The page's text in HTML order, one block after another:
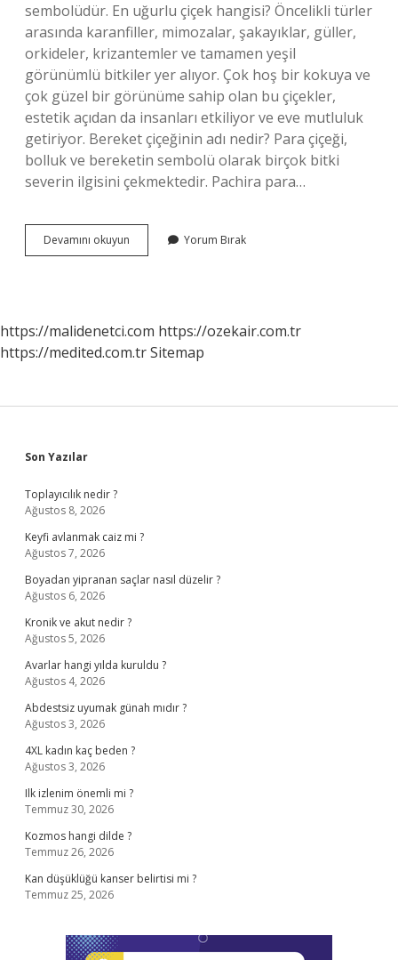
sembolüdür. En uğurlu çiçek hangisi? Öncelikli türler
arasında karanfiller, mimozalar, şakayıklar, güller,
orkideler, krizantemler ve tamamen yeşil
görünümlü bitkiler yer alıyor. Çok hoş bir kokuya ve
çok güzel bir görünüme sahip olan bu çiçekler,
estetik açıdan da insanları etkiliyor ve eve mutluluk
getiriyor. Bereket çiçeğinin adı nedir? Para çiçeği,
bolluk ve bereketin sembolü olarak birçok bitki
severin ilgisini çekmektedir. Pachira para…
Devamını okuyun
Çiçeği
Yorum Bırak
https://malidenetci.com https://ozekair.com.tr
https://medited.com.trSitemap
Sidebar
Son Yazılar
Toplayıcılık nedir ?
Ağustos 8, 2026
Keyfi avlanmak caiz mi ?
Ağustos 7, 2026
Boyadan yipranan saçlar nasıl düzelir ?
Ağustos 6, 2026
Kronik ve akut nedir ?
Ağustos 5, 2026
Avarlar hangi yılda kuruldu ?
Ağustos 4, 2026
Abdestsiz uyumak günah mıdır ?
Ağustos 3, 2026
4XL kadın kaç beden ?
Ağustos 3, 2026
Ilk izlenim önemli mi ?
Temmuz 30, 2026
Kozmos hangi dilde ?
Temmuz 26, 2026
Kan düşüklüğü kanser belirtisi mi ?
Temmuz 25, 2026